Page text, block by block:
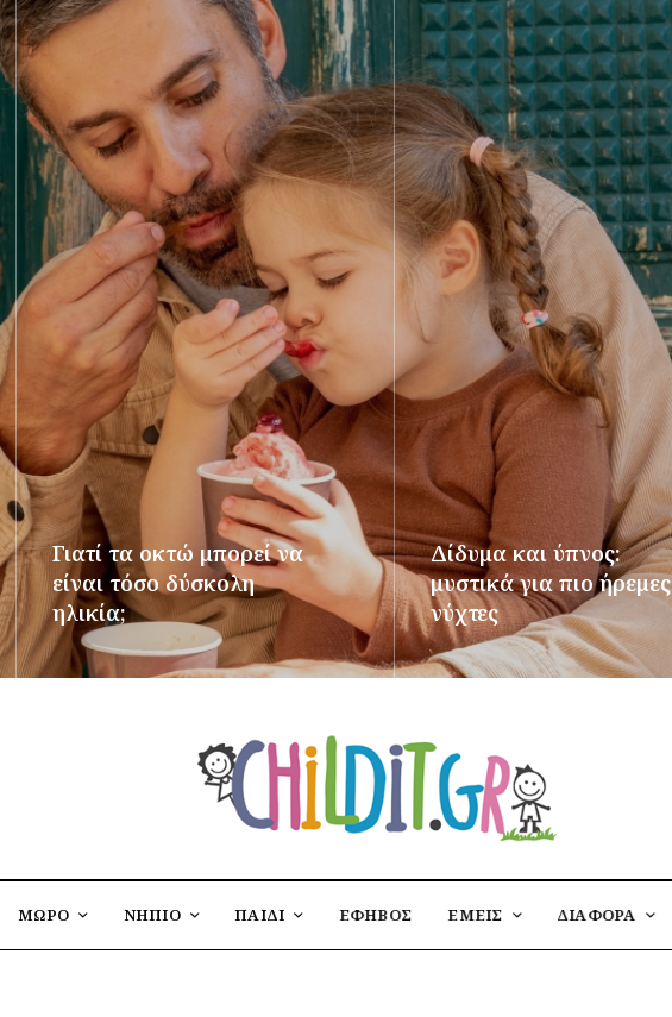
Γιατί τα οκτώ μπορεί να
είναι τόσο δύσκολη
ηλικία;
ΠΕΡΙΣΣΌΤΕΡΑ
Δίδυμα και ύπνος:
μυστικά για πιο ήρεμες
νύχτες
ΠΕΡΙΣΣΌΤΕΡΑ
ΜΩΡΟ ΝΗΠΙΟ ΠΑΙΔΙ ΕΦΗΒΟΣ ΕΜΕΙΣ ΔΙΑΦΟΡΑ